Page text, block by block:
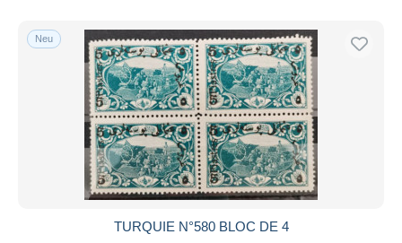
Übernehmen
Neu
TURQUIE N°580 BLOC DE 4